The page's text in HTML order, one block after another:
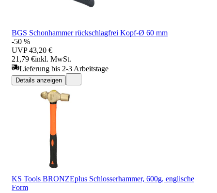
BGS Schonhammer rückschlagfrei Kopf-Ø 60 mm
-50 %
UVP 43,20 €
21,79 €inkl. MwSt.
Lieferung bis 2-3 Arbeitstage
Details anzeigen
KS Tools BRONZEplus Schlosserhammer, 600g, englische
Form